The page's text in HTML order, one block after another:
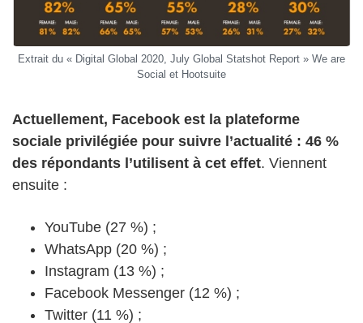
Extrait du « Digital Global 2020, July Global Statshot Report » We are
Social et Hootsuite
Actuellement, Facebook est la plateforme
sociale privilégiée pour suivre l’actualité : 46 %
des répondants l’utilisent à cet effet. Viennent
ensuite :
YouTube (27 %) ;
WhatsApp (20 %) ;
Instagram (13 %) ;
Facebook Messenger (12 %) ;
Twitter (11 %) ;